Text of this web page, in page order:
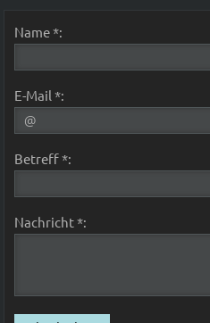
Name *:
E-Mail *:
Betreff *:
Nachricht *: